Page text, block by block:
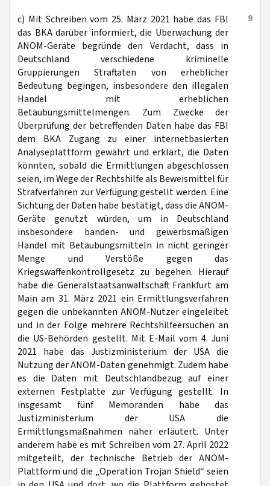
9
c) Mit Schreiben vom 25. März 2021 habe das FBI
das BKA darüber informiert, die Überwachung der
ANOM-Geräte begründe den Verdacht, dass in
Deutschland verschiedene kriminelle
Gruppierungen Straftaten von erheblicher
Bedeutung begingen, insbesondere den illegalen
Handel mit erheblichen
Betäubungsmittelmengen. Zum Zwecke der
Überprüfung der betreffenden Daten habe das FBI
dem BKA Zugang zu einer internetbasierten
Analyseplattform gewährt und erklärt, die Daten
könnten, sobald die Ermittlungen abgeschlossen
seien, im Wege der Rechtshilfe als Beweismittel für
Strafverfahren zur Verfügung gestellt werden. Eine
Sichtung der Daten habe bestätigt, dass die ANOM-
Geräte genutzt würden, um in Deutschland
insbesondere banden- und gewerbsmäßigen
Handel mit Betäubungsmitteln in nicht geringer
Menge und Verstöße gegen das
Kriegswaffenkontrollgesetz zu begehen. Hierauf
habe die Generalstaatsanwaltschaft Frankfurt am
Main am 31. März 2021 ein Ermittlungsverfahren
gegen die unbekannten ANOM-Nutzer eingeleitet
und in der Folge mehrere Rechtshilfeersuchen an
die US-Behörden gestellt. Mit E-Mail vom 4. Juni
2021 habe das Justizministerium der USA die
Nutzung der ANOM-Daten genehmigt. Zudem habe
es die Daten mit Deutschlandbezug auf einer
externen Festplatte zur Verfügung gestellt. In
insgesamt fünf Memoranden habe das
Justizministerium der USA die
Ermittlungsmaßnahmen näher erläutert. Unter
anderem habe es mit Schreiben vom 27. April 2022
mitgeteilt, der technische Betrieb der ANOM-
Plattform und die „Operation Trojan Shield“ seien